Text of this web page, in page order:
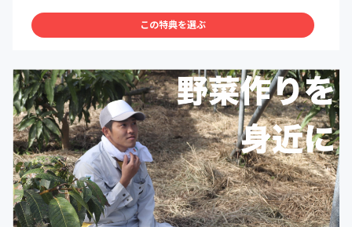
この特典を選ぶ